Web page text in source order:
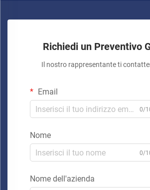
Richiedi un Preventivo
Il nostro rappresentante ti
Email
0/
Nome
0/
Nome dell'azienda